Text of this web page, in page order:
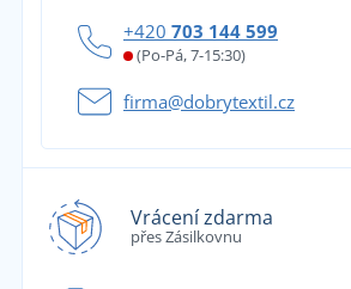
+420 703 144 599
(Po-Pá, 7-15:30)
firma@dobrytextil.cz
Vrácení zdarma
přes Zásilkovnu